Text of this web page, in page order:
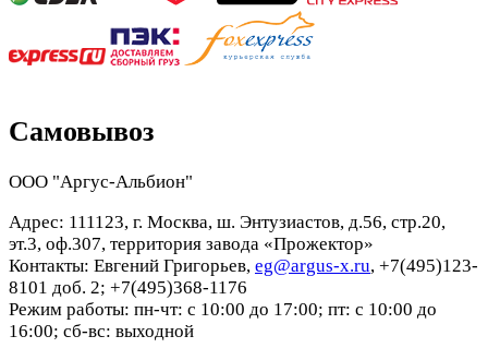
Самовывоз
ООО "Аргус-Альбион"
Адрес: 111123, г. Москва, ш. Энтузиастов, д.56, стр.20,
эт.3, оф.307, территория завода «Прожектор»
Контакты: Евгений Григорьев, eg@argus-x.ru, +7(495)123-
8101 доб. 2; +7(495)368-1176
Режим работы: пн-чт: с 10:00 до 17:00; пт: с 10:00 до
16:00; сб-вс: выходной